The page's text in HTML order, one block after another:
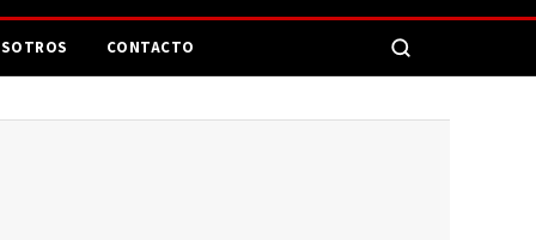
CONTACTO